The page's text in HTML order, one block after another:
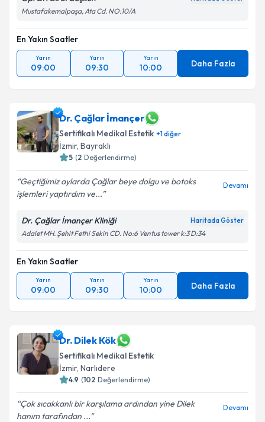
Mustafakemalpaşa, Ata Cd. NO:10/A
En Yakın Saatler
Yarın
09:00
Yarın
09:30
Yarın
10:00 Daha Fazla
Dr. Çağlar İmançer
Sertifikalı Medikal Estetik +1diğer
İzmir, Bayraklı
5 (2 Değerlendirme)
Geçtiğimiz aylarda Çağlar beye dolgu ve botoks
işlemleri yaptırdım ve...
Devamı
Dr. Çağlar İmançer Kliniği Haritada Göster
Adalet MH. Şehit Fethi Sekin CD. No:6 Ventus tower k:3 D:34
En Yakın Saatler
Yarın
09:00
Yarın
09:30
Yarın
10:00 Daha Fazla
Dr. Dilek Kök
Sertifikalı Medikal Estetik
İzmir, Narlıdere
4.9 (102 Değerlendirme)
Çok sıcakkanlı bir karşılama ardından yine Dilek
hanım tarafından ...
Devamı